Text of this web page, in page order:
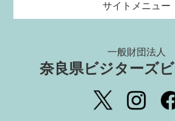
サイトメニュー
一般財団法人
奈良県ビジターズ